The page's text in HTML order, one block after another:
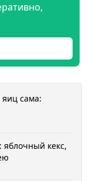
яиц сама:
кекс,